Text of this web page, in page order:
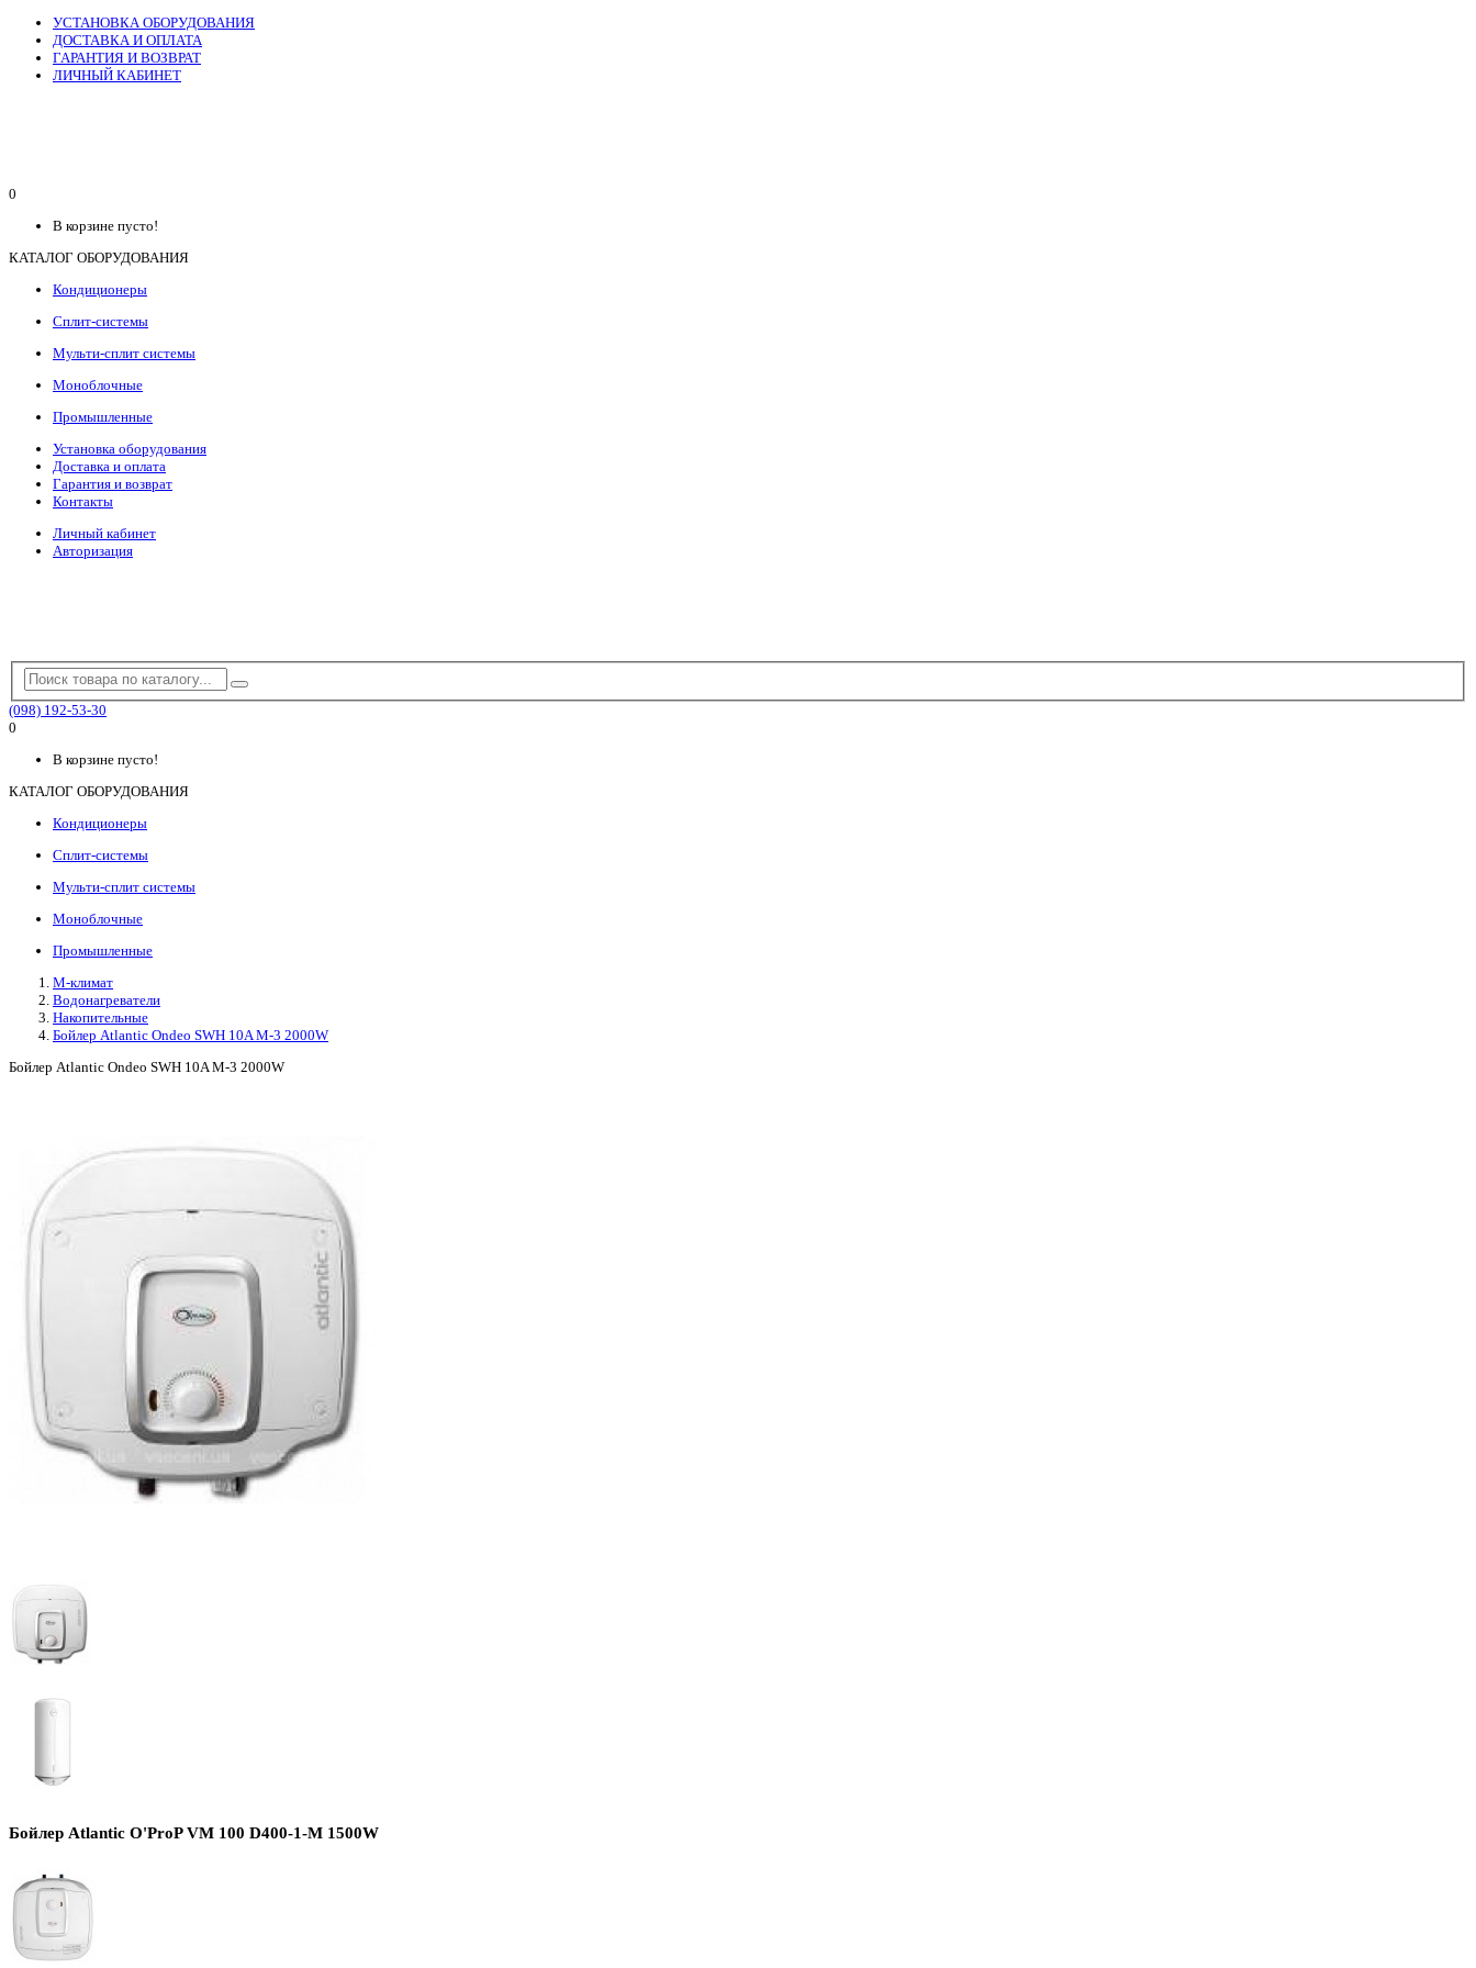
УСТАНОВКА ОБОРУДОВАНИЯ
ДОСТАВКА И ОПЛАТА
ГАРАНТИЯ И ВОЗВРАТ
ЛИЧНЫЙ КАБИНЕТ
0
В корзине пусто!
КАТАЛОГ ОБОРУДОВАНИЯ
Кондиционеры
Сплит-системы
Мульти-сплит системы
Моноблочные
Промышленные
Установка оборудования
Доставка и оплата
Гарантия и возврат
Контакты
Личный кабинет
Авторизация
(098) 192-53-30
0
В корзине пусто!
КАТАЛОГ ОБОРУДОВАНИЯ
Кондиционеры
Сплит-системы
Мульти-сплит системы
Моноблочные
Промышленные
М-климат
Водонагреватели
Накопительные
Бойлер Atlantic Ondeo SWH 10A M-3 2000W
Бойлер Atlantic Ondeo SWH 10A M-3 2000W
Бойлер Atlantic O'ProP VM 100 D400-1-M 1500W